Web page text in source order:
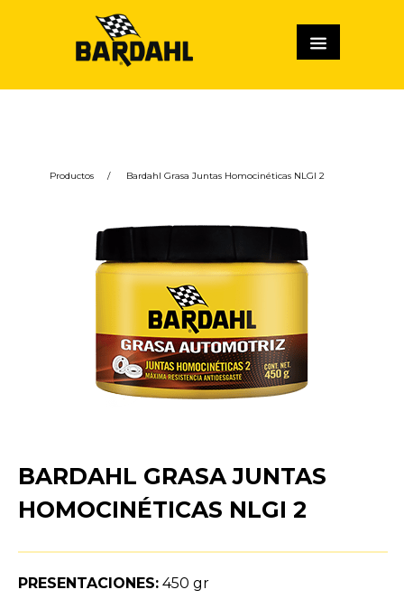
Productos / Bardahl Grasa Juntas Homocinéticas NLGI 2
BARDAHL GRASA JUNTAS
HOMOCINÉTICAS NLGI 2
PRESENTACIONES: 450 gr